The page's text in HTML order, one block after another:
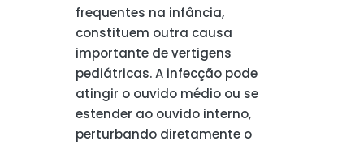
frequentes na infância,
constituem outra causa
importante de vertigens
pediátricas. A infecção pode
atingir o ouvido médio ou se
estender ao ouvido interno,
perturbando diretamente o